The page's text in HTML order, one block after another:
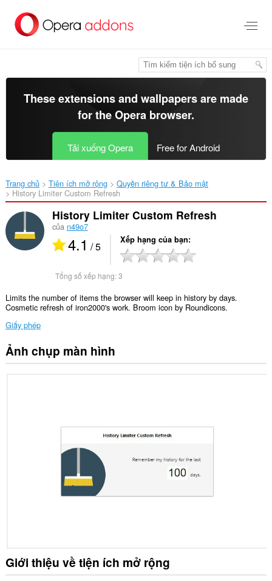
đến
These extensions and wallpapers are made
for theOpera browser.
Tải xuống Opera Free for Android
Trang chủ Tiện ích mở rộng
Quyền riêng tư & Bảo mật
History Limiter Custom Refresh‎
History Limiter Custom Refresh
của n49o7
4.1 / 5 Xếp hạng của bạn
Tổng số xếp hạng:3
Limits the number of items the browser will keep in history by days.
Cosmetic refresh of iron2000's work. Broom icon by Roundicons.
Giấy phép
Tiện
ích
Ảnh chụp màn hình
Giới thiệu về tiện ích mở rộng